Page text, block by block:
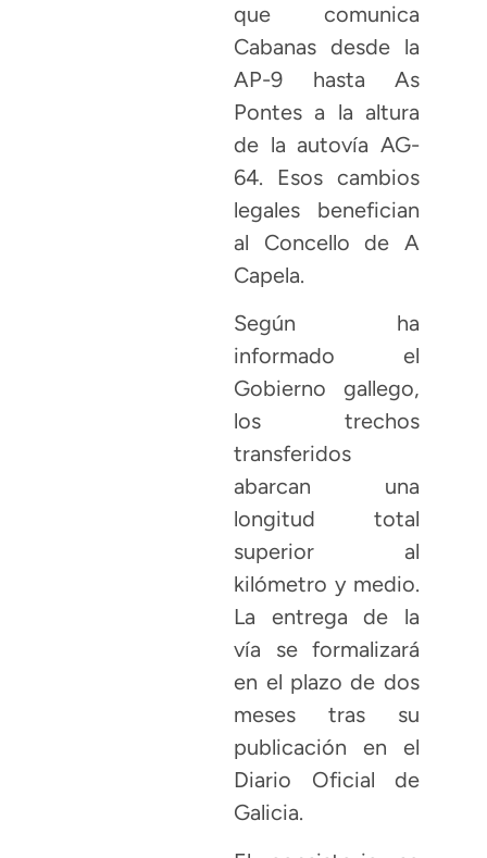
que comunica
Cabanas desde la
AP-9 hasta As
Pontes a la altura
de la autovía AG-
64. Esos cambios
legales benefician
al Concello de A
Capela.
Según ha
informado el
Gobierno gallego,
los trechos
transferidos
abarcan una
longitud total
superior al
kilómetro y medio.
La entrega de la
vía se formalizará
en el plazo de dos
meses tras su
publicación en el
Diario Oficial de
Galicia.